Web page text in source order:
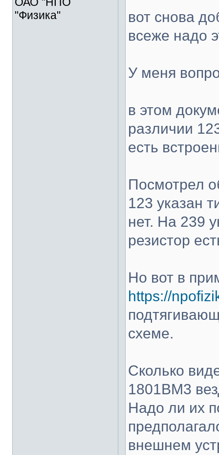
"Физика"
вот снова
всеже надо
У меня
в этом
различии
есть
Посмотрел
123 указан
нет. На 239
резистор
Но вот в
https://
схеме.
Сколько
1801ВМ3
Надо ли их
внешнем